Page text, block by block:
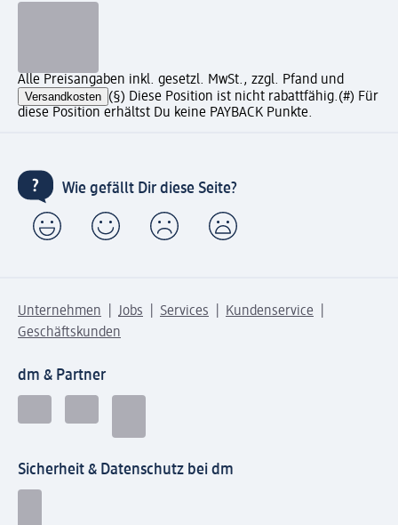
Alle Preisangaben inkl. gesetzl. MwSt., zzgl. Pfand und
Versandkosten (§) Diese Position ist nicht rabattfähig.(#) Für
diese Position erhältst Du keine PAYBACK Punkte.
Wie gefällt Dir diese Seite?
Unternehmen Jobs Services
Kundenservice
Geschäftskunden
dm & Partner
Sicherheit & Datenschutz bei dm